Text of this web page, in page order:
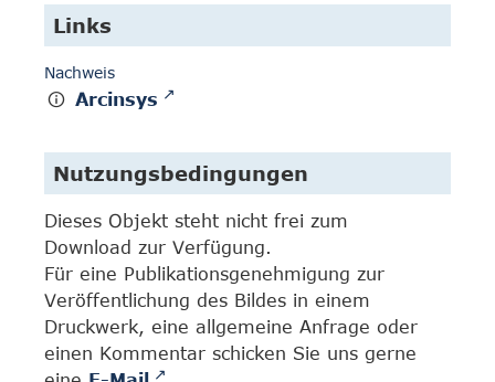
Links
Nachweis
Arcinsys
Nutzungsbedingungen
Dieses Objekt steht nicht frei zum
Download zur Verfügung.
Für eine Publikationsgenehmigung zur
Veröffentlichung des Bildes in einem
Druckwerk, eine allgemeine Anfrage oder
einen Kommentar schicken Sie uns gerne